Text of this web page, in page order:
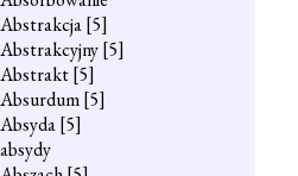
Abstrakcja[5]
Abstrakcyjny[5]
Abstrakt[5]
Absurdum[5]
Absyda[5]
absydy